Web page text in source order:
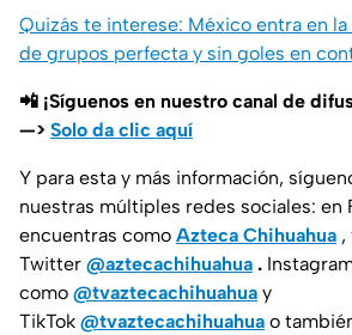
Quizás te interese: México entra en
de grupos perfecta y sin goles en
📲 ¡Síguenos en nuestro canal de
—> Solo da clic aquí
Y para esta y más información,
nuestras múltiples redes sociales: en
encuentras como Azteca Chihuahua ,
Twitter @aztecachihuahua .
como @tvaztecachihuahua y
TikTok @tvaztecachihuahua o